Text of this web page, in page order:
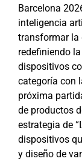
Barcelona
inteligencia
transformar la
redefiniendo
dispositivos
categoría con
próxima
de productos
estrategia de
dispositivos
y diseño de